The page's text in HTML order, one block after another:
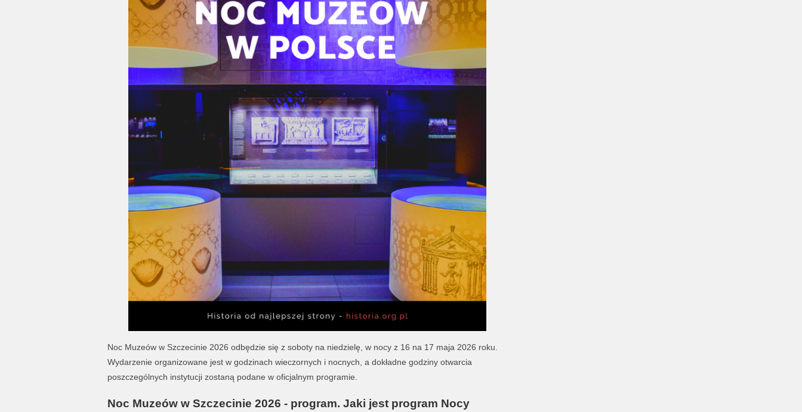
Noc Muzeów w Szczecinie 2026 odbędzie się z soboty na niedzielę, w nocy z 16 na 17 maja 2026 roku.
Wydarzenie organizowane jest w godzinach wieczornych i nocnych, a dokładne godziny otwarcia
poszczególnych instytucji zostaną podane w oficjalnym programie.
Noc Muzeów w Szczecinie 2026 - program. Jaki jest program Nocy